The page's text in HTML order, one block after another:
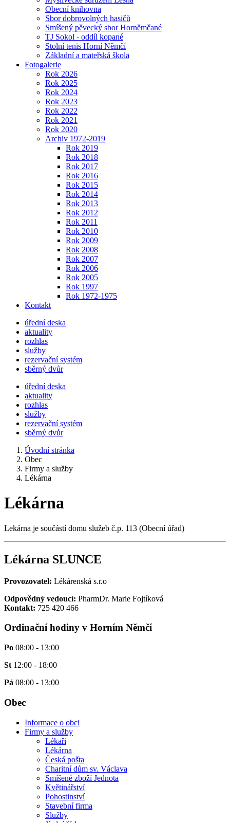
Obecní knihovna
Sbor dobrovolných hasičů
Smíšený pěvecký sbor Horněmčané
TJ Sokol - oddíl kopané
Stolní tenis Horní Němčí
Základní a mateřská škola
Fotogalerie
Rok 2026
Rok 2025
Rok 2024
Rok 2023
Rok 2022
Rok 2021
Rok 2020
Archiv 1972-2019
Rok 2019
Rok 2018
Rok 2017
Rok 2016
Rok 2015
Rok 2014
Rok 2013
Rok 2012
Rok 2011
Rok 2010
Rok 2009
Rok 2008
Rok 2007
Rok 2006
Rok 2005
Rok 1997
Rok 1972-1975
Kontakt
úřední deska
aktuality
rozhlas
služby
rezervační systém
sběrný dvůr
úřední deska
aktuality
rozhlas
služby
rezervační systém
sběrný dvůr
Úvodní stránka
Obec
Firmy a služby
Lékárna
Lékárna
Lekárna je součástí domu služeb č.p. 113 (Obecní úřad)
Lékárna SLUNCE
Provozovatel: Lékárenská s.r.o
Odpovědný vedoucí: PharmDr. Marie Fojtíková
Kontakt: 725 420 466
Ordinační hodiny v Horním Němčí
Po 08:00 - 13:00
St 12:00 - 18:00
Pá 08:00 - 13:00
Obec
Informace o obci
Firmy a služby
Lékaři
Lékárna
Česká pošta
Charitní dům sv. Václava
Smíšené zboží Jednota
Květinářství
Pohostinství
Stavební firma
Služby